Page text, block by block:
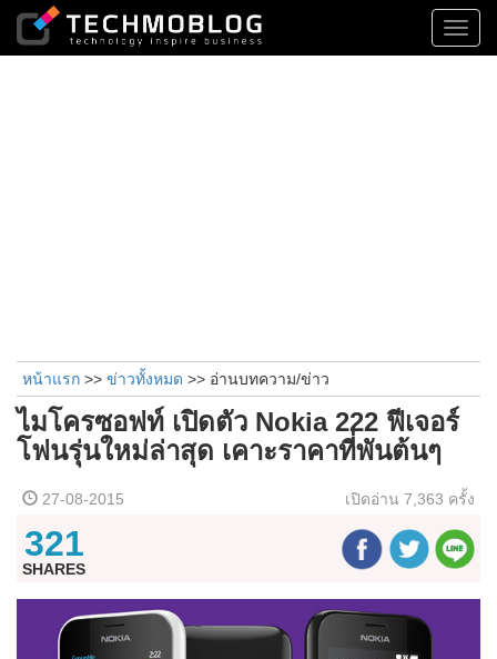
หน้าแรก >> ข่าวทั้งหมด >> อ่านบทความ/ข่าว
ไมโครซอฟท์ เปิดตัว Nokia 222 ฟีเจอร์
โฟนรุ่นใหม่ล่าสุด เคาะราคาที่พันต้นๆ
27-08-2015 เปิดอ่าน 7,363 ครั้ง
321
SHARES